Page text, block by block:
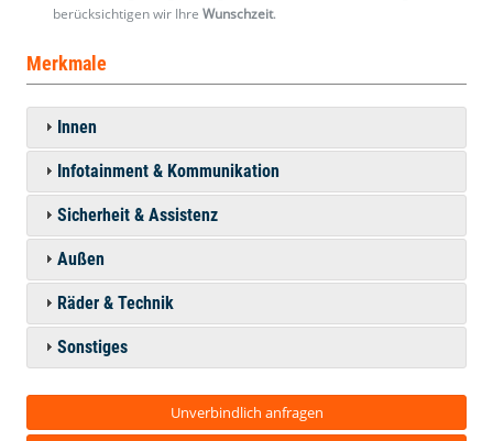
berücksichtigen wir Ihre Wunschzeit.
Merkmale
Innen
Infotainment & Kommunikation
Sicherheit & Assistenz
Außen
Räder & Technik
Sonstiges
Unverbindlich anfragen